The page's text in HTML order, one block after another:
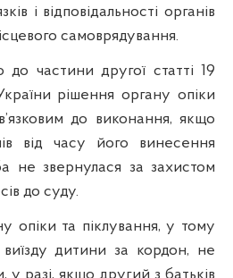
і відповідальності органів
самоврядування.
до частини другої статті 19
рішення органу опіки
до виконання, якщо
від часу його винесення
не звернулася за захистом
до суду.
опіки та піклування, у тому
дитини за кордон, не
у разі, якщо другий з батьків